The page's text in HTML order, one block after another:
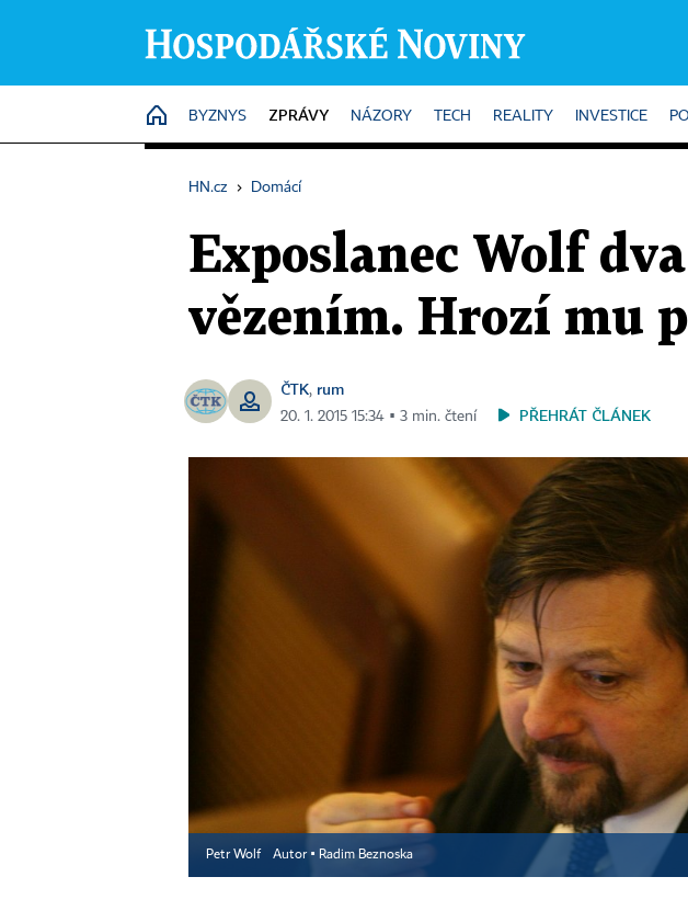
HOME
BYZNYS ZPRÁVY NÁZORY TECH REALITY INVESTICE
HN.cz › Domácí
Exposlanec Wolf
vězením. Hrozí mu
ČTK, rum
20. 1. 2015 15:34 ▪ 3 min. čtení PŘEHRÁT ČLÁNEK
Petr Wolf Autor ▪ Radim Beznoska